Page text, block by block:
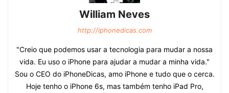
William Neves
http://iphonedicas.com
"Creio que podemos usar a tecnologia para mudar a nossa
vida. Eu uso o iPhone para ajudar a mudar a minha vida."
Sou o CEO do iPhoneDicas, amo iPhone e tudo que o cerca.
Hoje tenho o iPhone 6s, mas também tenho iPad Pro,